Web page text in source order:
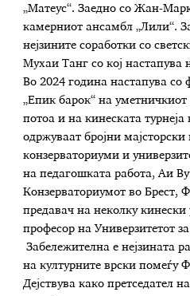
„Матеус“. Заедно со Жан-
камерниот ансамбл „Лили“.
нејзините соработки со
Мухаи Танг со кој настапува
Во 2024 година настапува со
„Епик барок“ на
потоа и на кинеската турнеја
одржуваат бројни мајсторски
конзерваториуми и
на педагошката работа, Аи
Конзерваториумот во Брест,
предавач на неколку кинески
професор на Универзитетот
Забележителна е нејзината
на културните врски помеѓу
Дејствува како претседател